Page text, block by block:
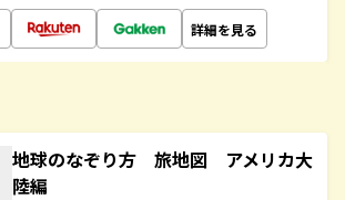
詳細を見る
地球のなぞり方 旅地図 アメリカ大
陸編